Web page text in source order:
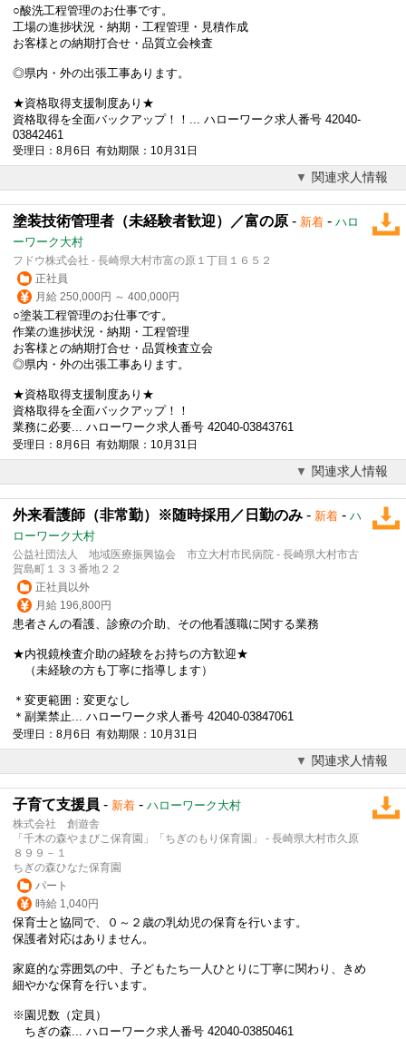
○酸洗工程管理のお仕事です。
工場の進捗状況・納期・工程管理・見積作成
お客様との納期打合せ・品質立会検査
◎県内・外の出張工事あります。
★資格取得支援制度あり★
資格取得を全面バックアップ！！... ハローワーク求人番号 42040-
03842461
受理日：8月6日 有効期限：10月31日
関連求人情報
塗装技術管理者（未経験者歓迎）／富の原 - 新着 - ハロ
ーワーク大村
フドウ株式会社 - 長崎県大村市富の原１丁目１６５２
正社員
月給 250,000円 ～ 400,000円
○塗装工程管理のお仕事です。
作業の進捗状況・納期・工程管理
お客様との納期打合せ・品質検査立会
◎県内・外の出張工事あります。
★資格取得支援制度あり★
資格取得を全面バックアップ！！
業務に必要... ハローワーク求人番号 42040-03843761
受理日：8月6日 有効期限：10月31日
関連求人情報
外来看護師（非常勤）※随時採用／日勤のみ - 新着 - ハ
ローワーク大村
公益社団法人 地域医療振興協会 市立大村市民病院 - 長崎県大村市古
賀島町１３３番地２２
正社員以外
月給 196,800円
患者さんの看護、診療の介助、その他看護職に関する業務
★内視鏡検査介助の経験をお持ちの方歓迎★
（未経験の方も丁寧に指導します）
＊変更範囲：変更なし
＊副業禁止... ハローワーク求人番号 42040-03847061
受理日：8月6日 有効期限：10月31日
関連求人情報
子育て支援員 - 新着 - ハローワーク大村
株式会社 創遊舎
「千木の森やまびこ保育園」「ちぎのもり保育園」 - 長崎県大村市久原
８９９－１
ちぎの森ひなた保育園
パート
時給 1,040円
保育士と協同で、０～２歳の乳幼児の保育を行います。
保護者対応はありません。
家庭的な雰囲気の中、子どもたち一人ひとりに丁寧に関わり、きめ
細やかな保育を行います。
※園児数（定員）
ちぎの森... ハローワーク求人番号 42040-03850461